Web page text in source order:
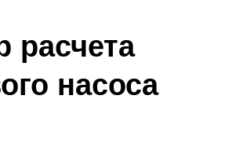
расчета
насоса